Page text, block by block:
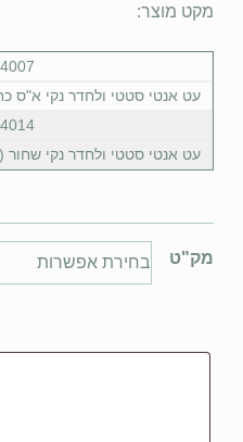
מקט מוצר:
עט אנטי סטטי ולחדר נקי א"ס כחול (10 יח
עט אנטי סטטי ולחדר נקי שחור (10 יח במארז)
מק"ט